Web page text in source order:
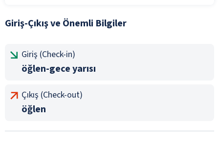
Giriş-Çıkış ve Önemli Bilgiler
Giriş (Check-in)
öğlen-gece yarısı
Çıkış (Check-out)
öğlen